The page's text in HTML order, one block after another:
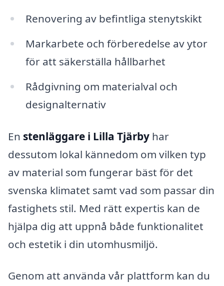
Renovering av befintliga stenytskikt
Markarbete och förberedelse av ytor
för att säkerställa hållbarhet
Rådgivning om materialval och
designalternativ
En stenläggare i Lilla Tjärby har
dessutom lokal kännedom om vilken typ
av material som fungerar bäst för det
svenska klimatet samt vad som passar din
fastighets stil. Med rätt expertis kan de
hjälpa dig att uppnå både funktionalitet
och estetik i din utomhusmiljö.
Genom att använda vår plattform kan du